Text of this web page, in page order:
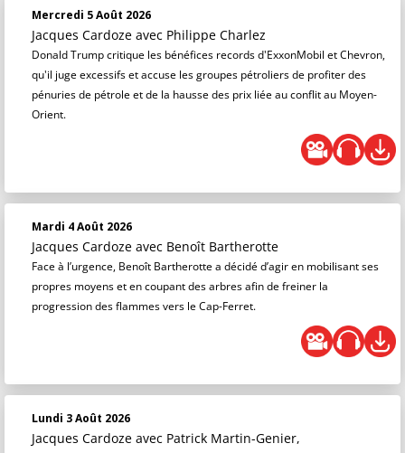
Mercredi 5 Août 2026
Jacques Cardoze avec Philippe Charlez
Donald Trump critique les bénéfices records d'ExxonMobil et Chevron,
qu'il juge excessifs et accuse les groupes pétroliers de profiter des
pénuries de pétrole et de la hausse des prix liée au conflit au Moyen-
Orient.
Mardi 4 Août 2026
Jacques Cardoze avec Benoît Bartherotte
Face à l’urgence, Benoît Bartherotte a décidé d’agir en mobilisant ses
propres moyens et en coupant des arbres afin de freiner la
progression des flammes vers le Cap-Ferret.
Lundi 3 Août 2026
Jacques Cardoze avec Patrick Martin-Genier,